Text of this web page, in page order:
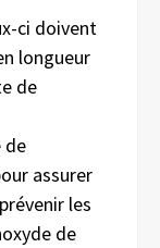
ci doivent
longueur
de
de
assurer
les
de